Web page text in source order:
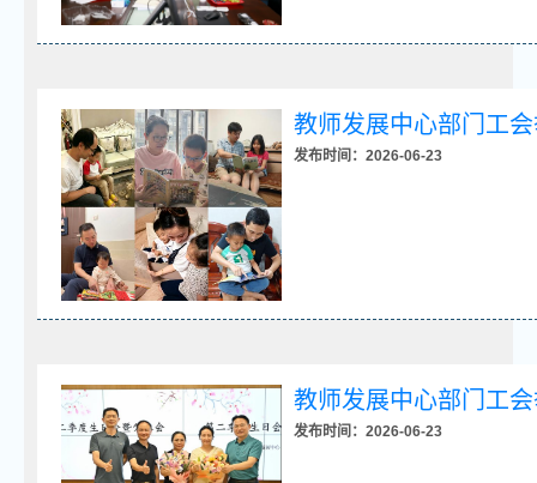
教师发展中心部门工
发布时间：2026-06-23
教师发展中心部门工
发布时间：2026-06-23